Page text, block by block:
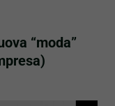
“moda”